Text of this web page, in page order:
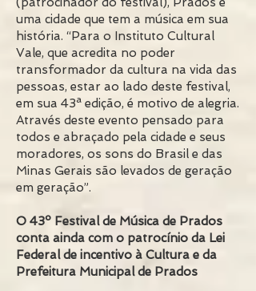
uma cidade que tem a música em sua
história. “Para o Instituto Cultural
Vale, que acredita no poder
transformador da cultura na vida das
pessoas, estar ao lado deste festival,
em sua 43ª edição, é motivo de alegria.
Através deste evento pensado para
todos e abraçado pela cidade e seus
moradores, os sons do Brasil e das
Minas Gerais são levados de geração
em geração”.
O 43º Festival de Música de Prados
conta ainda com o patrocínio da Lei
Federal de incentivo à Cultura e da
Prefeitura Municipal de Prados